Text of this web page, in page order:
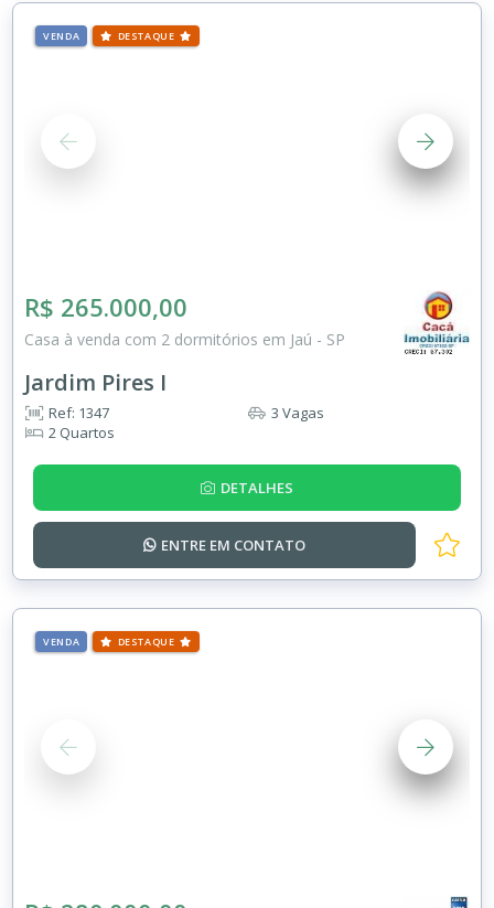
VENDA DESTAQUE
R$ 265.000,00
Casa à venda com 2 dormitórios em Jaú - SP
Jardim Pires I
Ref: 1347
2 Quartos
3 Vagas
DETALHES
ENTRE EM CONTATO
VENDA DESTAQUE